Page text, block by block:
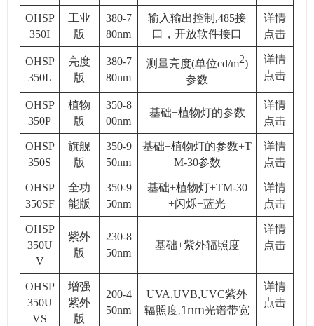
OHSP
350I
工业
版
380-7
80nm
输入输出控制 ,485接
口，开放软件接口
详情
点击
OHSP
350L
亮度
版
380-7
80nm
测量亮度(单位cd/m2)
参数
详情
点击
OHSP
350P
植物
版
350-8
00nm
基础+植物灯的参数
详情
点击
OHSP
350S
旗舰
版
350-9
50nm
基础+植物灯的参数+T
M-30参数
详情
点击
OHSP
350SF
全功
能版
350-9
50nm
基础+植物灯+TM-30
+闪烁+蓝光
详情
点击
OHSP
350U
V
紫外
版
230-8
50nm
基础+紫外辐照度
详情
点击
OHSP
350U
VS
增强
紫外
版
200-4
50nm
UVA,UVB,UVC紫外
辐照度,1nm光谱带宽
详情
点击